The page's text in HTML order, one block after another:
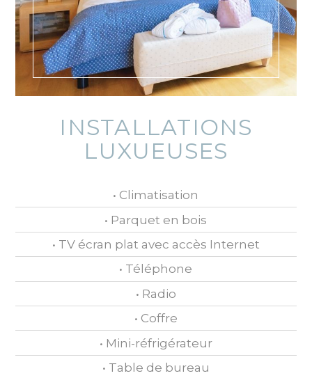
INSTALLATIONS
LUXUEUSES
• Climatisation
• Parquet en bois
• TV écran plat avec accès Internet
• Téléphone
• Radio
• Coffre
• Mini-réfrigérateur
• Table de bureau